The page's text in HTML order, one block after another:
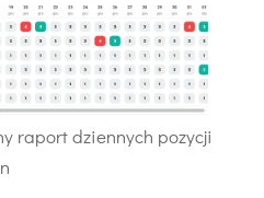
raport dziennych pozycji